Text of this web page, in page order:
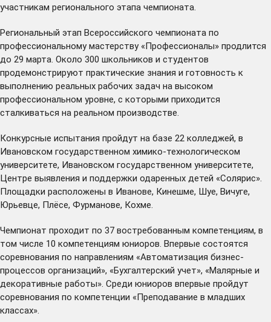
участникам регионального этапа чемпионата.
Региональный этап Всероссийского чемпионата по
профессиональному мастерству «Профессионалы» продлится
до 29 марта. Около 300 школьников и студентов
продемонстрируют практические знания и готовность к
выполнению реальных рабочих задач на высоком
профессиональном уровне, с которыми приходится
сталкиваться на реальном производстве.
Конкурсные испытания пройдут на базе 22 колледжей, в
Ивановском государственном химико-технологическом
университете, Ивановском государственном университете,
Центре выявления и поддержки одаренных детей «Солярис».
Площадки расположены в Иванове, Кинешме, Шуе, Вичуге,
Юрьевце, Плёсе, Фурманове, Кохме.
Чемпионат проходит по 37 востребованным компетенциям, в
том числе 10 компетенциям юниоров. Впервые состоятся
соревнования по направлениям «Автоматизация бизнес-
процессов организаций», «Бухгалтерский учет», «Малярные и
декоративные работы». Среди юниоров впервые пройдут
соревнования по компетенции «Преподавание в младших
классах».